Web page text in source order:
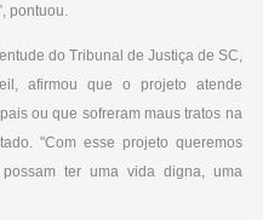
pontuou.
do Tribunal de Justiça de SC,
afirmou que o projeto atende
ou que sofreram maus tratos na
"Com esse projeto queremos
ter uma vida digna, uma